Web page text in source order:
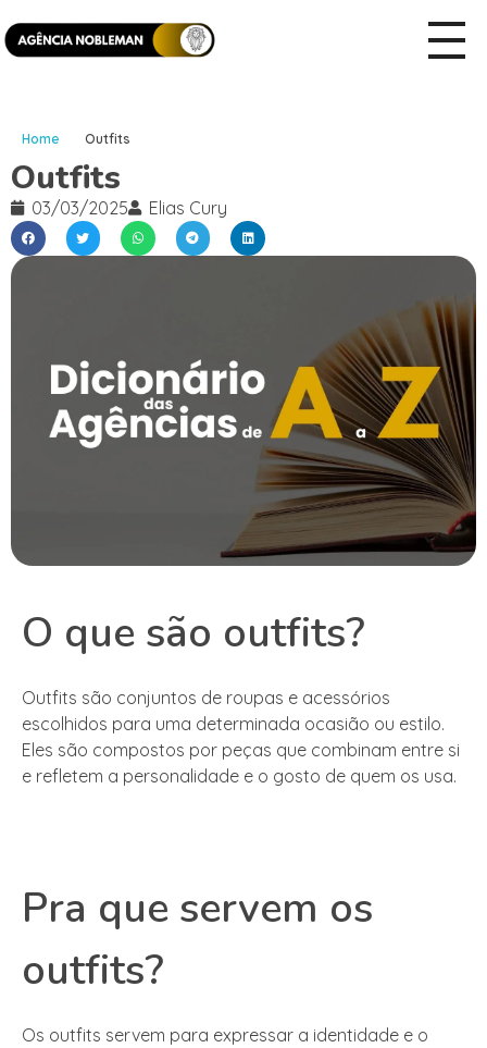
Home Outfits
Outfits
03/03/2025 Elias Cury
O que são outfits?
Outfits são conjuntos de roupas e acessórios
escolhidos para uma determinada ocasião ou estilo.
Eles são compostos por peças que combinam entre si
e refletem a personalidade e o gosto de quem os usa.
Pra que servem os
outfits?
Os outfits servem para expressar a identidade e o